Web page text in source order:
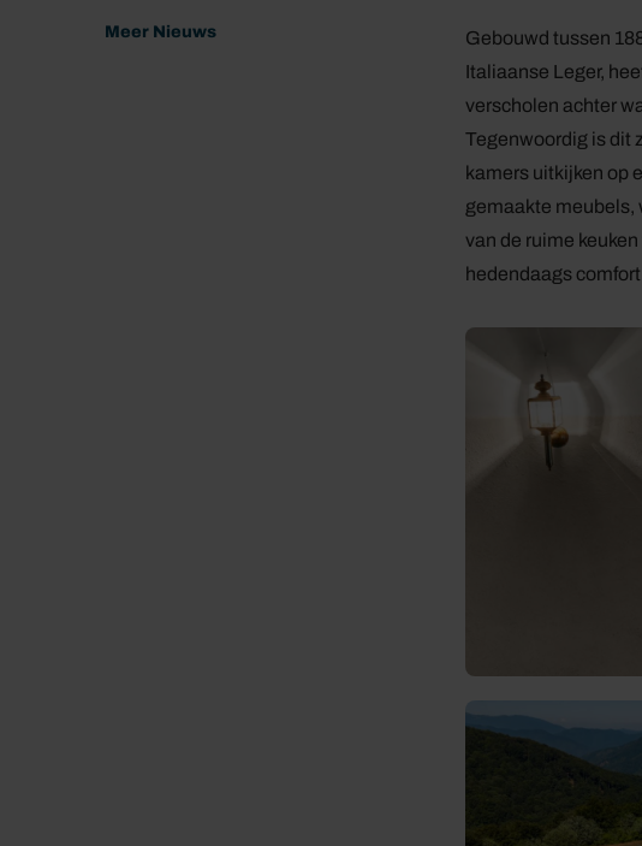
Meer Nieuws
Gebouwd tussen
Italiaanse Leger,
verscholen achter
Tegenwoordig is dit
kamers uitkijken op
gemaakte meubels,
van de ruime
hedendaags